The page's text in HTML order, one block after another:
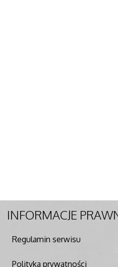
INFORMACJE
Regulamin serwisu
Polityka prywatności